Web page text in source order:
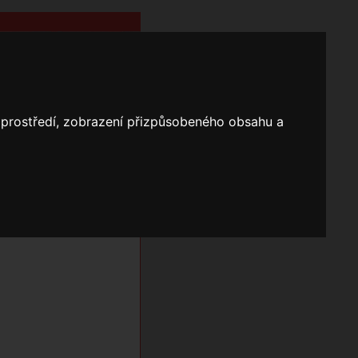
zobrazení přizpůsobeného obsahu a